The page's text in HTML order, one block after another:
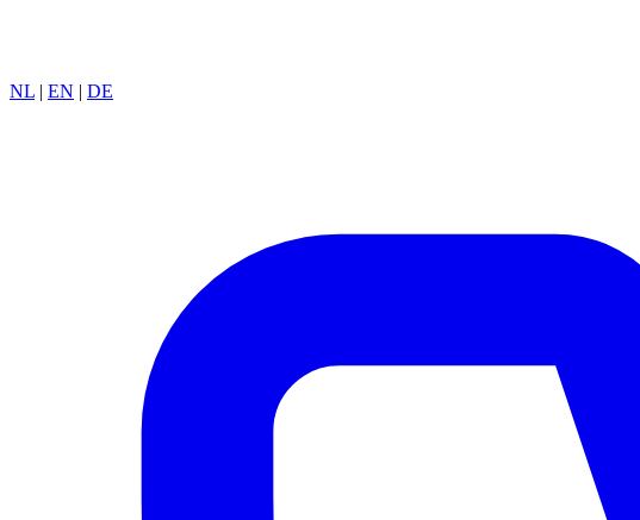
NL | EN | DE